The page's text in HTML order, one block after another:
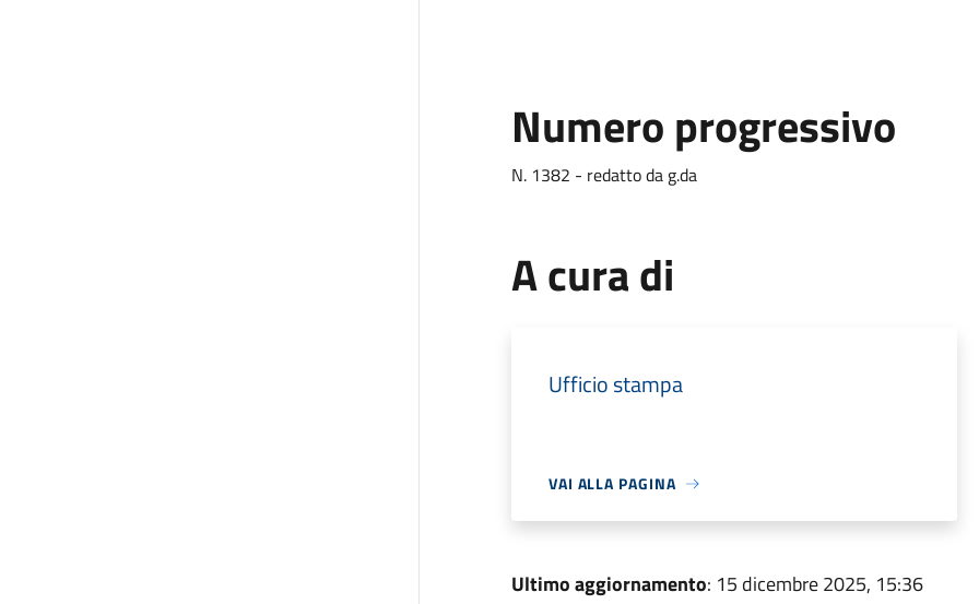
Numero progressivo
N. 1382 - redatto da g.da
A cura di
Ufficio stampa
VAI ALLA PAGINA
Ultimo aggiornamento: 15 dicembre 2025, 15:36